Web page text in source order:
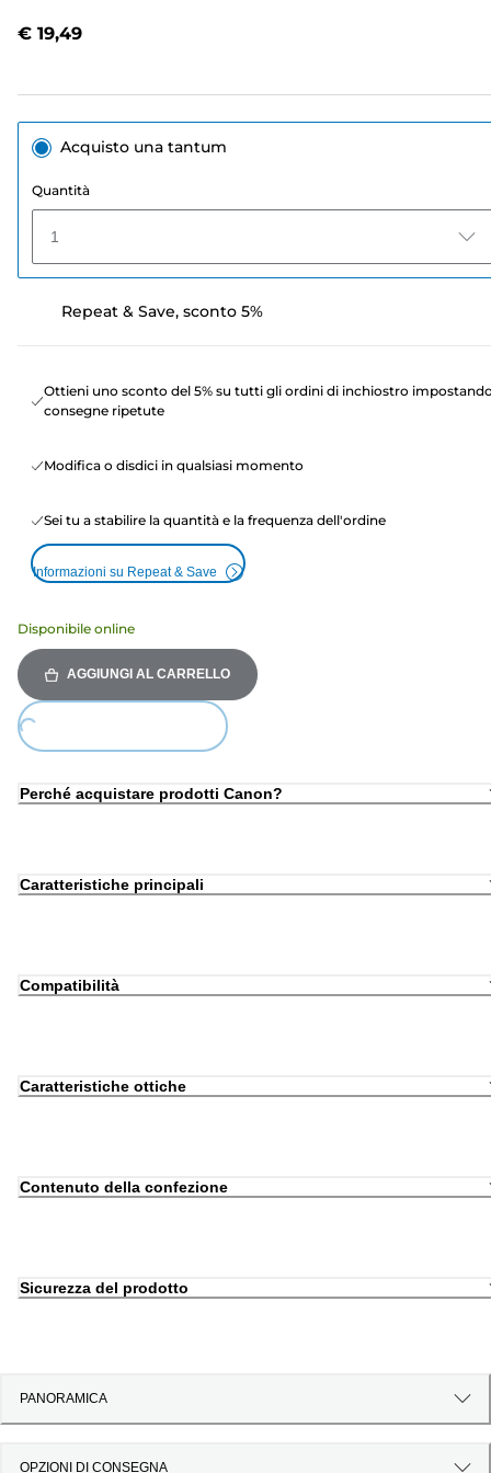
€ 19,49
Acquisto una tantum
Quantità
1
Repeat & Save, sconto 5%
Ottieni uno sconto del 5% su tutti gli ordini di inchiostro
consegne ripetute
Modifica o disdici in qualsiasi momento
Sei tu a stabilire la quantità e la frequenza dell'ordine
Informazioni su Repeat & Save
Disponibile online
AGGIUNGI AL CARRELLO
Loading...
Perché acquistare prodotti Canon?
Caratteristiche principali
Compatibilità
Caratteristiche ottiche
Contenuto della confezione
Sicurezza del prodotto
PANORAMICA
OPZIONI DI CONSEGNA